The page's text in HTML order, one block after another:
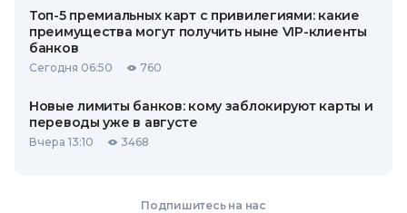
Топ-5 премиальных карт с привилегиями: какие
преимущества могут получить ныне VIP-клиенты
банков
Сегодня 06:50 760
Новые лимиты банков: кому заблокируют карты и
переводы уже в августе
Вчера 13:10 3468
Подпишитесь на нас